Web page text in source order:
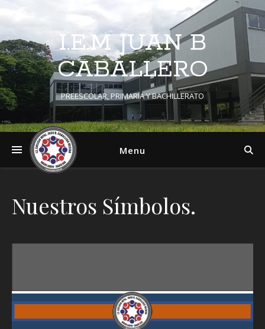
I.E.M JUAN B
CABALLERO
PREESCOLAR, PRIMARIA Y BACHILLERATO
Menu
Nuestros Símbolos.